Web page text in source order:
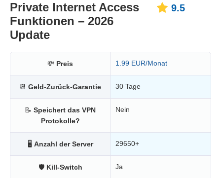
Private Internet Access
Funktionen – 2026
Update
9.5
💸 Preis 1.99 EUR/Monat
📆 Geld-Zurück-Garantie 30 Tage
📝 Speichert das VPN
Protokolle?
Nein
🖥 Anzahl der Server 29650+
🛡 Kill-Switch Ja